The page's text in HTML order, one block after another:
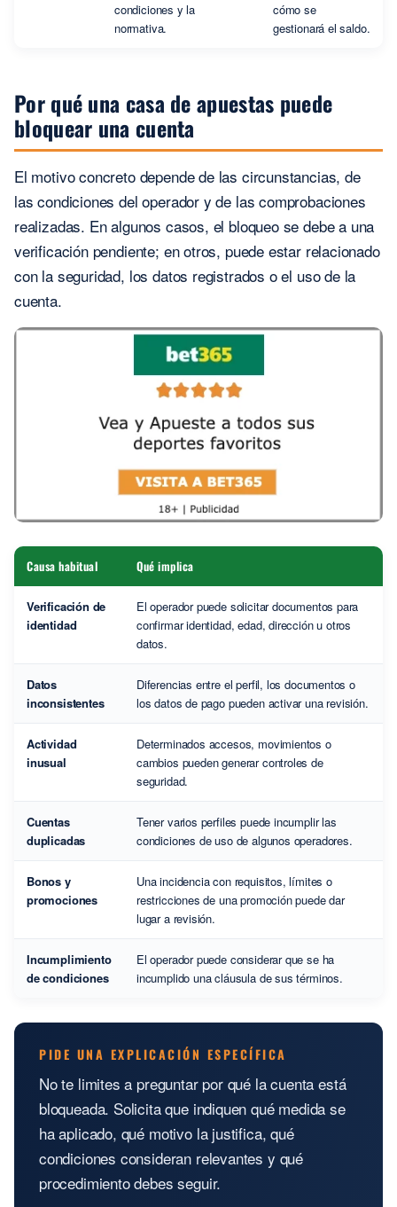
condiciones y la
normativa.
cómo se
gestionará el saldo.
Por qué una casa de apuestas puede
bloquear una cuenta
El motivo concreto depende de las circunstancias, de
las condiciones del operador y de las comprobaciones
realizadas. En algunos casos, el bloqueo se debe a una
verificación pendiente; en otros, puede estar relacionado
con la seguridad, los datos registrados o el uso de la
cuenta.
Causa habitual Qué implica
Verificación de
identidad
El operador puede solicitar documentos para
confirmar identidad, edad, dirección u otros
datos.
Datos
inconsistentes
Diferencias entre el perfil, los documentos o
los datos de pago pueden activar una revisión.
Actividad
inusual
Determinados accesos, movimientos o
cambios pueden generar controles de
seguridad.
Cuentas
duplicadas
Tener varios perfiles puede incumplir las
condiciones de uso de algunos operadores.
Bonos y
promociones
Una incidencia con requisitos, límites o
restricciones de una promoción puede dar
lugar a revisión.
Incumplimiento
de condiciones
El operador puede considerar que se ha
incumplido una cláusula de sus términos.
PIDE UNA EXPLICACIÓN ESPECÍFICA
No te limites a preguntar por qué la cuenta está
bloqueada. Solicita que indiquen qué medida se
ha aplicado, qué motivo la justifica, qué
condiciones consideran relevantes y qué
procedimiento debes seguir.